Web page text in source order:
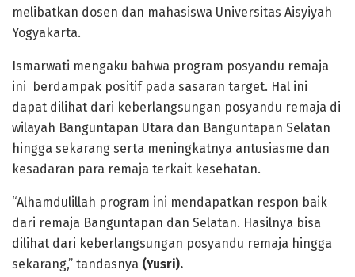
melibatkan dosen dan mahasiswa Universitas Aisyiyah
Yogyakarta.
Ismarwati mengaku bahwa program posyandu remaja
ini berdampak positif pada sasaran target. Hal ini
dapat dilihat dari keberlangsungan posyandu remaja di
wilayah Banguntapan Utara dan Banguntapan Selatan
hingga sekarang serta meningkatnya antusiasme dan
kesadaran para remaja terkait kesehatan.
“Alhamdulillah program ini mendapatkan respon baik
dari remaja Banguntapan dan Selatan. Hasilnya bisa
dilihat dari keberlangsungan posyandu remaja hingga
sekarang,” tandasnya (Yusri).